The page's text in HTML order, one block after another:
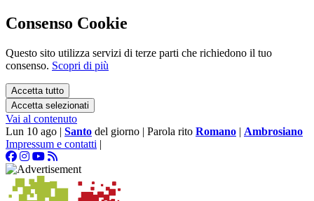
Consenso Cookie
Questo sito utilizza servizi di terze parti che richiedono il tuo
consenso. Scopri di più
Accetta tutto
Accetta selezionati
Vai al contenuto
Lun 10 ago | Santo del giorno | Parola rito Romano | Ambrosiano
Impressum e contatti |